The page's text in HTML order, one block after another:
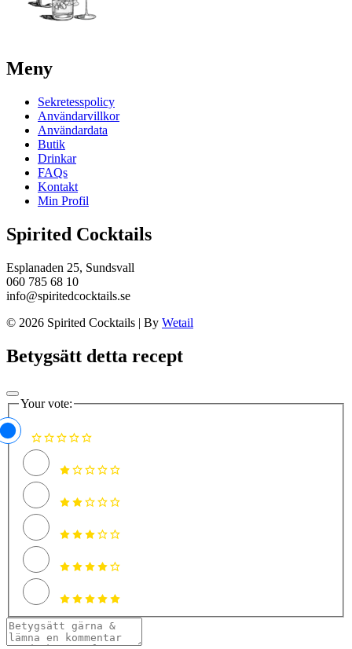
Meny
Sekretesspolicy
Användarvillkor
Användardata
Butik
Drinkar
FAQs
Kontakt
Min Profil
Spirited Cocktails
Esplanaden 25, Sundsvall
060 785 68 10
info@spiritedcocktails.se
© 2026 Spirited Cocktails | By Wetail
Betygsätt detta recept
Your vote: